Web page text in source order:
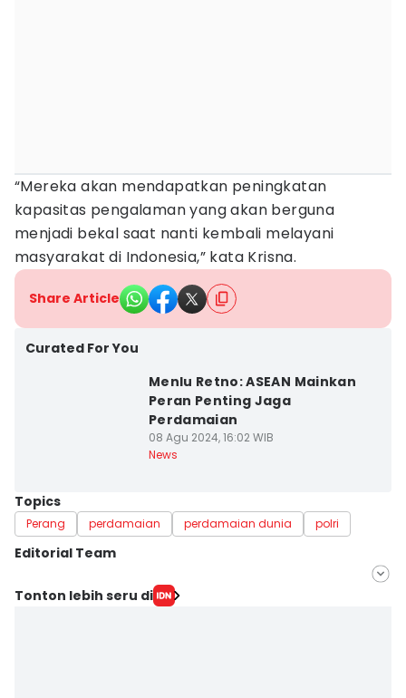
“Mereka akan mendapatkan peningkatan
kapasitas pengalaman yang akan berguna
menjadi bekal saat nanti kembali melayani
masyarakat di Indonesia,” kata Krisna.
Share Article
Curated For You
Menlu Retno: ASEAN Mainkan
Peran Penting Jaga
Perdamaian
08 Agu 2024, 16:02 WIB
News
Topics
Perang perdamaian perdamaian dunia polri
Editorial Team
Editor
Tonton lebih seru di